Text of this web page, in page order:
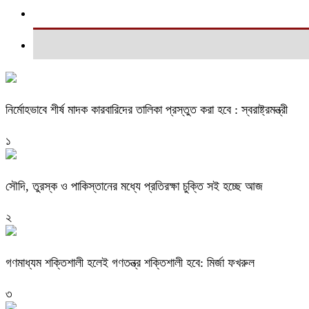
নির্মোহভাবে শীর্ষ মাদক কারবারিদের তালিকা প্রস্তুত করা হবে : স্বরাষ্ট্রমন্ত্রী
১
সৌদি, তুরস্ক ও পাকিস্তানের মধ্যে প্রতিরক্ষা চুক্তি সই হচ্ছে আজ
২
গণমাধ্যম শক্তিশালী হলেই গণতন্ত্র শক্তিশালী হবে: মির্জা ফখরুল
৩